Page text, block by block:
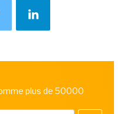
plus de 50000